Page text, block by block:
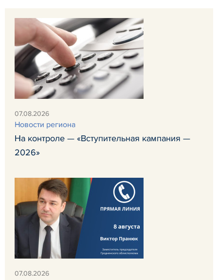
07.08.2026
Новости региона
На контроле — «Вступительная кампания —
2026»
07.08.2026